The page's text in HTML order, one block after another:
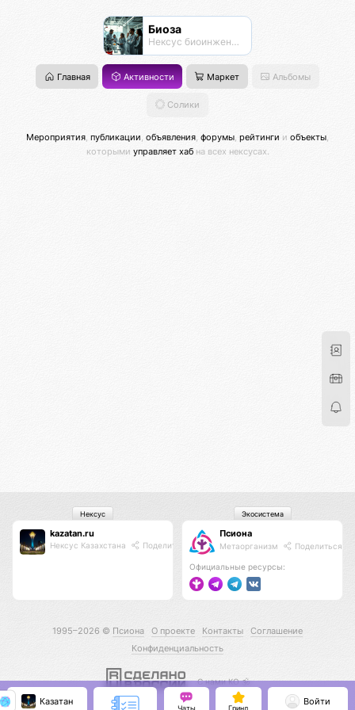
Биоза
Нексус биоинженерии
Главная Активности Маркет Альбомы
Солики
Мероприятия публикации объявления форумы рейтинги и объекты
которыми управляет хабна всех нексусах.
kazatan.ru
Нексус Казахстана Поделиться
Нексус
Псиона
Метаорганизм Поделиться
Официальные ресурсы:
Экосистема
1995–2026 © Псиона О проекте Контакты
Соглашение
Конфиденциальность
С нами КО 🕉️
Казатан
Чаты Гринд
Войти